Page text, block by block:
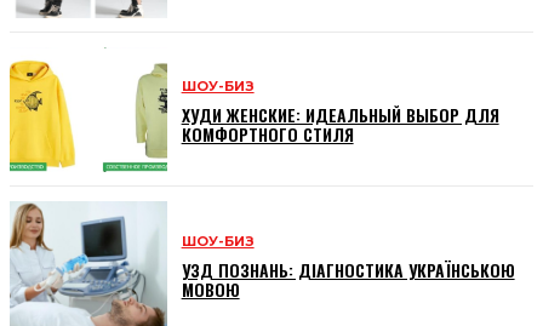
ШОУ-БИЗ
ХУДИ ЖЕНСКИЕ: ИДЕАЛЬНЫЙ ВЫБОР ДЛЯ
КОМФОРТНОГО СТИЛЯ
ШОУ-БИЗ
УЗД ПОЗНАНЬ: ДІАГНОСТИКА УКРАЇНСЬКОЮ
МОВОЮ